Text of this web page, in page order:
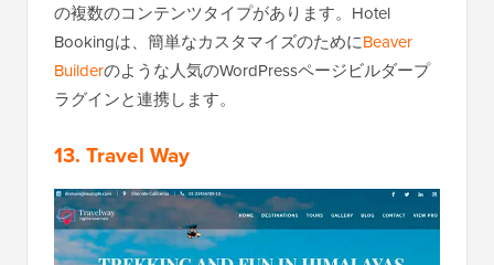
の複数のコンテンツタイプがあります。Hotel
Bookingは、簡単なカスタマイズのためにBeaver
Builderのような人気のWordPressページビルダープ
ラグインと連携します。
13. Travel Way